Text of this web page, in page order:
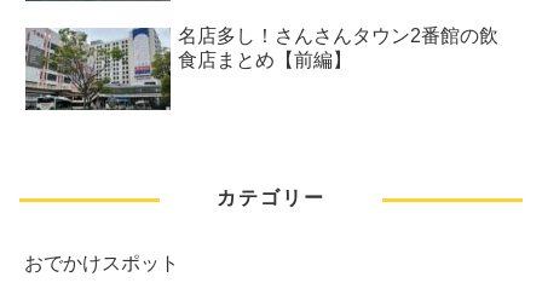
名店多し！さんさんタウン2番館の飲
食店まとめ【前編】
カテゴリー
おでかけスポット